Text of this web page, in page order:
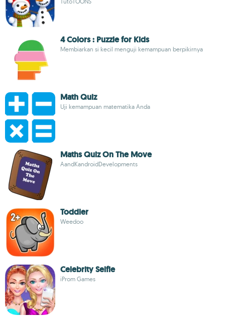
4 Colors : Puzzle for Kids
Membiarkan si kecil menguji kemampuan berpikirnya
Math Quiz
Uji kemampuan matematika Anda
Maths Quiz On The Move
AandKandroidDevelopments
Toddler
Weedoo
Celebrity Selfie
iProm Games